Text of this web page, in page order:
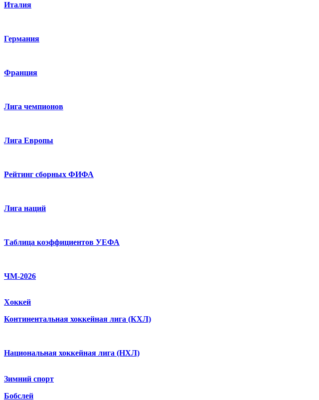
Италия
Германия
Франция
Лига чемпионов
Лига Европы
Рейтинг сборных ФИФА
Лига наций
Таблица коэффициентов УЕФА
ЧМ-2026
Хоккей
Континентальная хоккейная лига (КХЛ)
Национальная хоккейная лига (НХЛ)
Зимний спорт
Бобслей